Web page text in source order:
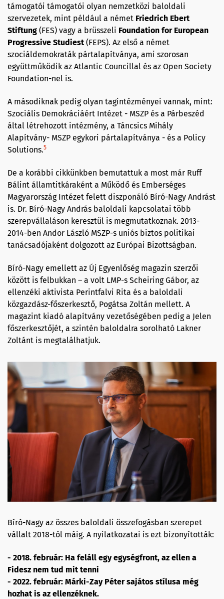
támogatói támogatói olyan nemzetközi baloldali
szervezetek, mint például a német Friedrich Ebert
Stiftung (FES) vagy a brüsszeli Foundation for European
Progressive Studiest(FEPS). Az első a német
szociáldemokraták pártalapítványa, ami szorosan
együttműködik az Atlantic Councillal és az Open Society
Foundation-nel is.
A másodiknak pedig olyan tagintézményei vannak, mint:
Szociális Demokráciáért Intézet - MSZP és a Párbeszéd
által létrehozott intézmény, a Táncsics Mihály
Alapítvány- MSZP egykori pártalapítványa - és a Policy
Solutions.5
De a korábbi cikkünkben bemutattuk a most már Ruff
Bálint államtitkáraként a Működő és Emberséges
Magyarország Intézet felett diszponáló Bíró-Nagy Andrást
is. Dr. Bíró-Nagy András baloldali kapcsolatai több
szerepvállaláson keresztül is megmutatkoznak. 2013-
2014-ben Andor László MSZP-s uniós biztos politikai
tanácsadójaként dolgozott az Európai Bizottságban.
Bíró-Nagy emellett az Új Egyenlőség magazin szerzői
között is felbukkan – a volt LMP-s Scheiring Gábor, az
ellenzéki aktivista Perintfalvi Rita és a baloldali
közgazdász-főszerkesztő, Pogátsa Zoltán mellett. A
magazint kiadó alapítvány vezetőségében pedig a Jelen
főszerkesztőjét, a szintén baloldalra sorolható Lakner
Zoltánt is megtalálhatjuk.
Bíró-Nagy az összes baloldali összefogásban szerepet
vállalt 2018-tól máig. A nyilatkozatai is ezt bizonyították:
- 2018. február: Ha feláll egy egységfront, az ellen a
Fidesz nem tud mit tenni
- 2022. február: Márki-Zay Péter sajátos stílusa még
hozhat is az ellenzéknek.